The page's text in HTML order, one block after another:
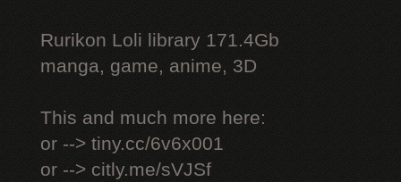
Rurikon Lоli library 171.4Gb
manga, game, anime, 3D
This and much more here:
or --> tiny.cc/6v6x001
or --> citly.me/sVJSf